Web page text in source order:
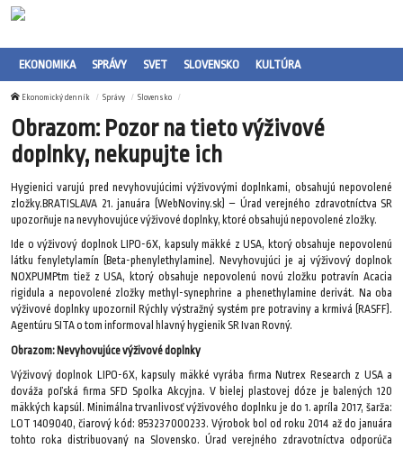
EKONOMIKA SPRÁVY SVET SLOVENSKO KULTÚRA
Ekonomický denník Správy Slovensko
Obrazom: Pozor na tieto výživové
doplnky, nekupujte ich
Hygienici varujú pred nevyhovujúcimi výživovými doplnkami, obsahujú nepovolené
zložky.BRATISLAVA 21. januára (WebNoviny.sk) – Úrad verejného zdravotníctva SR
upozorňuje na nevyhovujúce výživové doplnky, ktoré obsahujú nepovolené zložky.
Ide o výživový doplnok LIPO-6X, kapsuly mäkké z USA, ktorý obsahuje nepovolenú
látku fenyletylamín (Beta-phenylethylamine). Nevyhovujúci je aj výživový doplnok
NOXPUMPtm tiež z USA, ktorý obsahuje nepovolenú novú zložku potravín Acacia
rigidula a nepovolené zložky methyl-synephrine a phenethylamine derivát. Na oba
výživové doplnky upozornil Rýchly výstražný systém pre potraviny a krmivá (RASFF).
Agentúru SITA o tom informoval hlavný hygienik SR Ivan Rovný.
Obrazom: Nevyhovujúce výživové doplnky
Výživový doplnok LIPO-6X, kapsuly mäkké vyrába firma Nutrex Research z USA a
dováža poľská firma SFD Spolka Akcyjna. V bielej plastovej dóze je balených 120
mäkkých kapsúl. Minimálna trvanlivosť výživového doplnku je do 1. apríla 2017, šarža:
LOT 1409040, čiarový kód: 853237000233. Výrobok bol od roku 2014 až do januára
tohto roka distribuovaný na Slovensko. Úrad verejného zdravotníctva odporúča